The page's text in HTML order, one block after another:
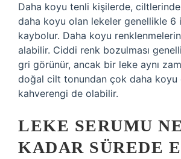
Daha koyu tenli kişilerde,
daha koyu olan lekeler genellikle 6
kaybolur. Daha koyu renklenmelerin
alabilir. Ciddi renk bozulması
gri görünür, ancak bir leke aynı
doğal cilt tonundan çok daha koyu
kahverengi de olabilir.
LEKE SERUMU
KADAR SÜREDE